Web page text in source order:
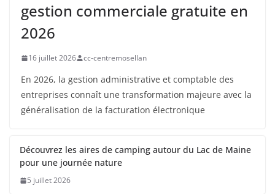
gestion commerciale gratuite en
2026
16 juillet 2026 cc-centremosellan
En 2026, la gestion administrative et comptable des
entreprises connaît une transformation majeure avec la
généralisation de la facturation électronique
Découvrez les aires de camping autour du Lac de Maine
pour une journée nature
5 juillet 2026